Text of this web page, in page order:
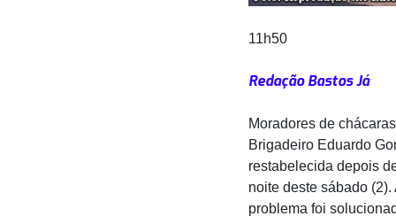
11h50
Redação Bastos Já
Moradores de
Brigadeiro Eduardo
restabelecida depois
noite deste sábado
problema foi